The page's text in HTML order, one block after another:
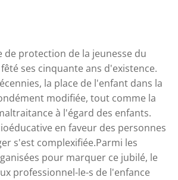
de protection de la jeunesse du
ses cinquante ans d'existence.
la place de l'enfant dans la
modifiée, tout comme la
à l'égard des enfants.
en faveur des personnes
s'est complexifiée.Parmi les
pour marquer ce jubilé, le
professionnel-le-s de l'enfance